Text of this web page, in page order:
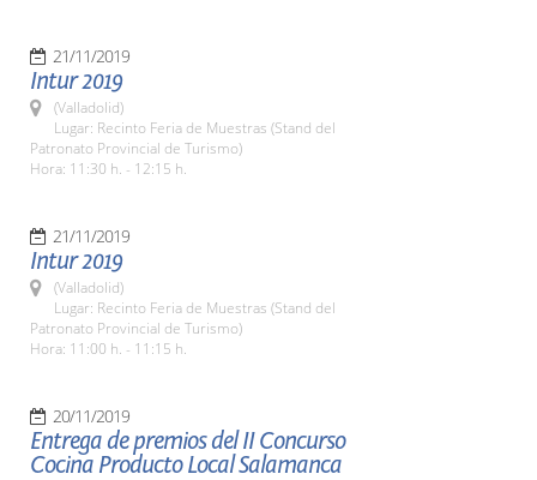
21/11/2019
Intur 2019
(Valladolid)
Lugar: Recinto Feria de Muestras (Stand del
Patronato Provincial de Turismo)
Hora: 11:30 h. - 12:15 h.
21/11/2019
Intur 2019
(Valladolid)
Lugar: Recinto Feria de Muestras (Stand del
Patronato Provincial de Turismo)
Hora: 11:00 h. - 11:15 h.
20/11/2019
Entrega de premios del II Concurso
Cocina Producto Local Salamanca